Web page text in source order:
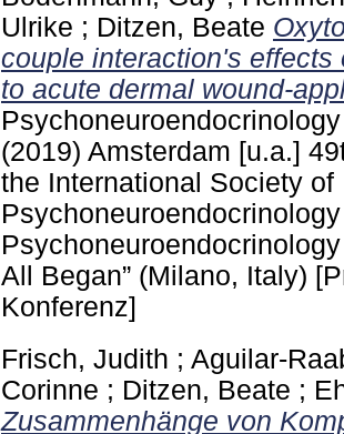
Ulrike ; Ditzen, Beate
couple interaction's
to acute dermal wound-
(2019) Amsterdam [u.a.]
the International Society of
All Began” (Milano, Italy)
Konferenz]
Frisch, Judith ; Aguilar-
Corinne ; Ditzen, Beate ;
Zusammenhänge von